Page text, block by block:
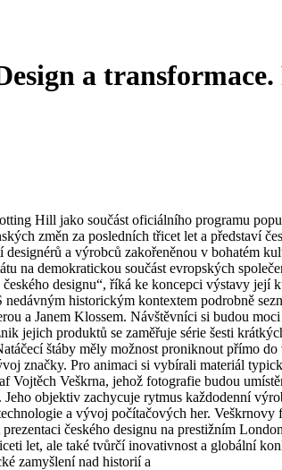
a
Hill jako součást oficiálního programu
změn za posledních třicet let a představí
a výrobců zakořeněnou v bohatém
na demokratickou součást evropských
designu“, říká ke koncepci výstavy
historickým kontextem podrobně
a Janem Klossem. Návštěvníci si budou
jejich produktů se zaměřuje série šesti
štáby měly možnost proniknout přímo
značky. Pro animaci si vybírali materiál
Veškrna, jehož fotografie budou
objektiv zachycuje rytmus každodenní
a vývoj počítačových her.
českého designu na prestižním
let, ale také tvůrčí inovativnost a globální
zamyšlení nad historií a